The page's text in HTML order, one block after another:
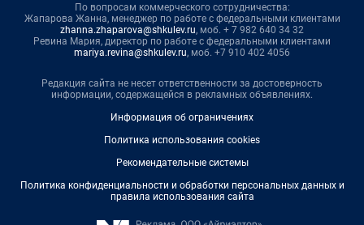
По вопросам коммерческого сотрудничества:
Жапарова Жанна, менеджер по работе с федеральными клиентами
zhanna.zhaparova@shkulev.ru, моб. + 7 982 640 34 32
Ревина Мария, директор по работе с федеральными клиентами
mariya.revina@shkulev.ru, моб. +7 910 402 4056
Редакция сайта не несет ответственности за достоверность
информации, содержащейся в рекламных объявлениях.
Информация об ограничениях
Политика использования cookies
Рекомендательные системы
Политика конфиденциальности и обработки персональных данных и
правила использования сайта